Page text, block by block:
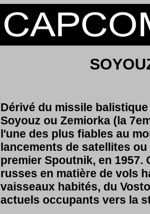
Dérivé du missile
Soyouz ou Zemiorka (la
l'une des plus fiables au
lancements de satellites
premier Spoutnik, en 1957.
russes en matière de vols
vaisseaux habités, du
actuels occupants vers la